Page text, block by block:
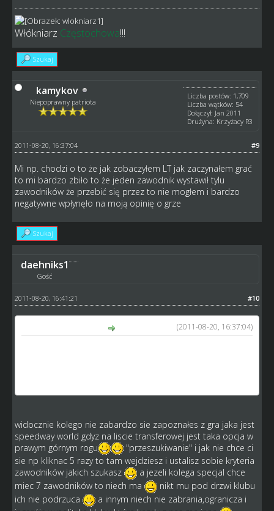
Włókniarz Częstochowa!!!
Szukaj
kamykov
Niepoprawny patriota
Liczba postów: 1,709
Liczba wątków: 54
Dołączył: Jan 2011
Drużyna: Krzyżacy R3
#9
2011-08-20, 16:37:04
Mi np. chodzi o to że jak zobaczyłem LT jak zaczynałem grać
to mi bardzo zbiło to że jeden zawodnik wystawił tylu
zawodników że przebić się przez to nie mogłem i bardzo
negatywne wpłynęło na moją opinię o grze
Szukaj
daehniks1
Gość
#10
2011-08-20, 16:41:21
(2011-08-20, 16:37:04)
widocznie kolego nie zabardzo sie zapoznałes z gra jaka jest
speedway world gdyz na liscie transferowej jest taka opcja w
prawym górnym rogu
"przeszukiwanie" i jak nie chce ci
sie np kliknac 5 razy to tam wejdziesz i ustalisz sobie kryteria
zawodników jakich szukasz
a jezeli kolega specjal chce
miec 7 zawodników to niech ma
nikt mu pod drzwi klubu
ich nie podrzuca
a innym niech nie zabrania,ogranicza i